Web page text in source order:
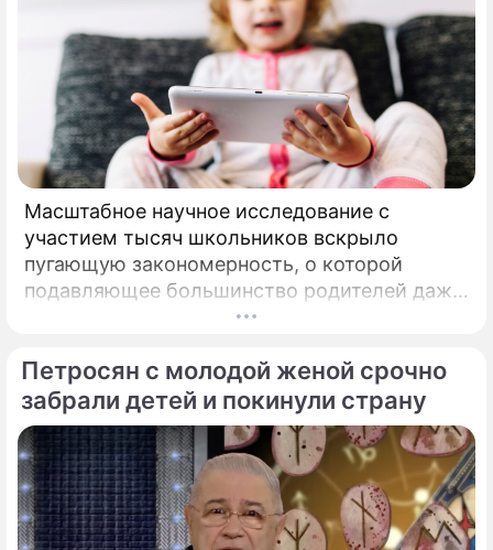
Масштабное научное исследование с
участием тысяч школьников вскрыло
пугающую закономерность, о которой
подавляющее большинство родителей даже
не догадывалось. Привычка дарить ребенку
социальным сетям в младшем
подростковом возрасте обворачивается
скрытым провалом в учебе.
Петросян с молодой женой срочно
забрали детей и покинули страну